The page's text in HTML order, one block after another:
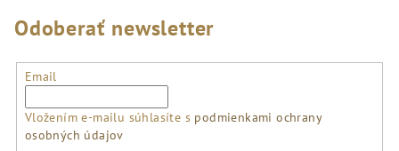
Odoberať newsletter
Email
Vložením e-mailu súhlasíte s podmienkami ochrany
osobných údajov